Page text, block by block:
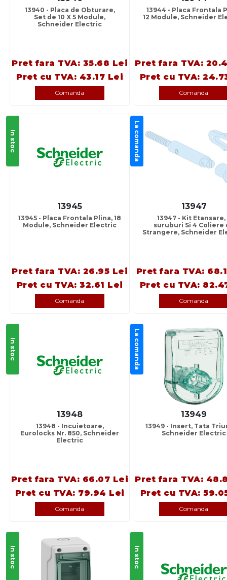
13940 - Placa de Obturare,
Set de 10 X 5 Module,
Schneider Electric
Pret fara TVA: 35.68 Lei
Pret cu TVA: 43.17 Lei
Comanda
13944 - Placa Frontala
12 Module, Schneider
Pret fara TVA:
Pret cu TVA:
Comanda
In stoc
13945
13945 - Placa Frontala Plina, 18
Module, Schneider Electric
Pret fara TVA: 26.95 Lei
Pret cu TVA: 32.61 Lei
Comanda
La comanda
13947
13947 - Kit Etansare,
suruburi Si 4 Coliere
Strangere, Schneider
Pret fara TVA:
Pret cu TVA:
Comanda
In stoc
13948
13948 - Incuietoare,
Eurolocks Nr. 850, Schneider
Electric
Pret fara TVA: 66.07 Lei
Pret cu TVA: 79.94 Lei
Comanda
La comanda
13949
13949 - Insert, Tata
Schneider Electric
Pret fara TVA:
Pret cu TVA:
Comanda
In stoc In stoc